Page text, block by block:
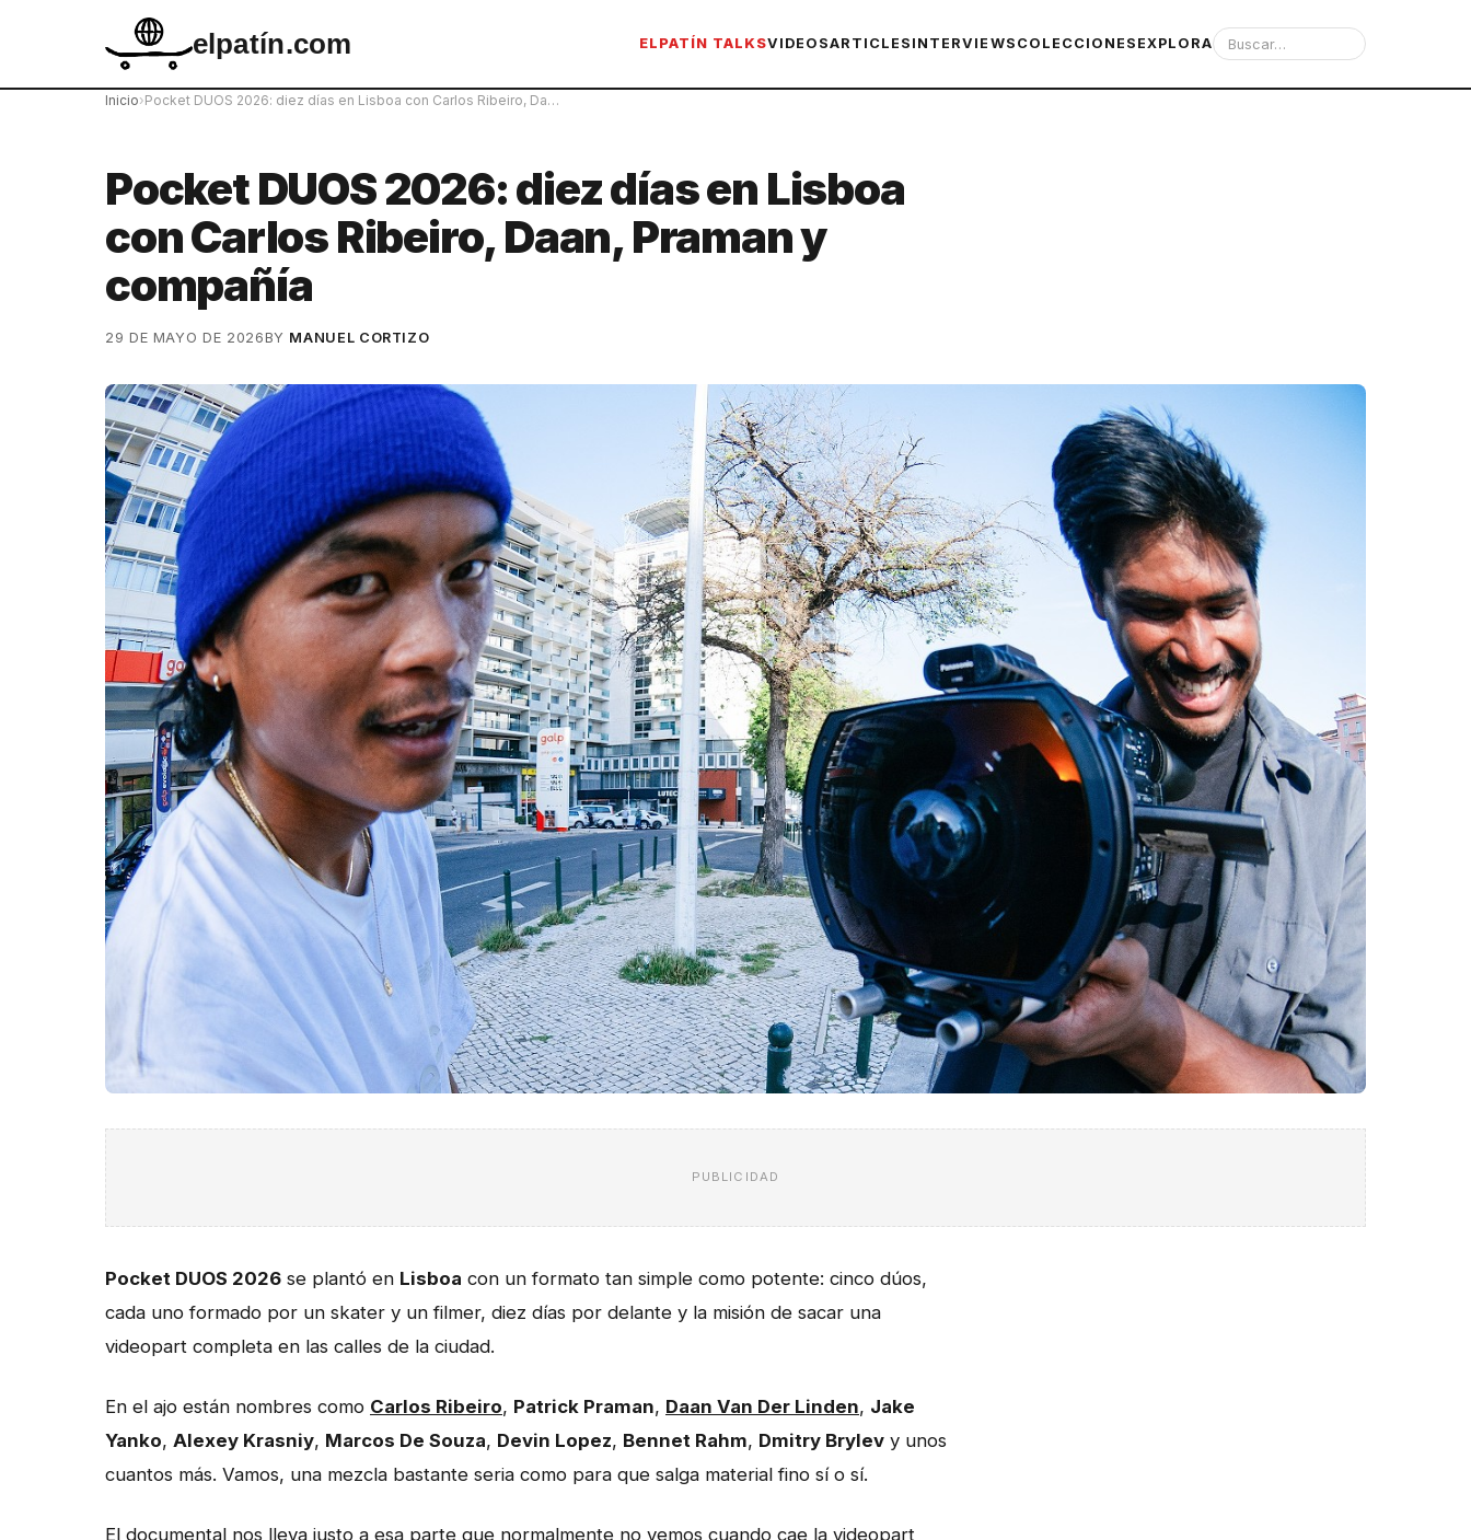
elpatín.com ELPATÍN TALKSVIDEOSARTICLES INTERVIEWS COLECCIONES EXPLORA
Inicio›Pocket DUOS 2026: diez días en Lisboa con Carlos Ribeiro, Da…
Pocket DUOS 2026: diez días en Lisboa
con Carlos Ribeiro, Daan, Praman y
compañía
29 DE MAYO DE 2026BY MANUEL CORTIZO
PUBLICIDAD
Pocket DUOS 2026 se plantó en Lisboa con un formato tan simple como potente: cinco dúos,
cada uno formado por un skater y un filmer, diez días por delante y la misión de sacar una
videopart completa en las calles de la ciudad.
En el ajo están nombres como Carlos Ribeiro, Patrick Praman, Daan Van Der Linden, Jake
Yanko, Alexey Krasniy, Marcos De Souza, Devin Lopez, Bennet Rahm, Dmitry Brylev y unos
cuantos más. Vamos, una mezcla bastante seria como para que salga material fino sí o sí.
El documental nos lleva justo a esa parte que normalmente no vemos cuando cae la videopart